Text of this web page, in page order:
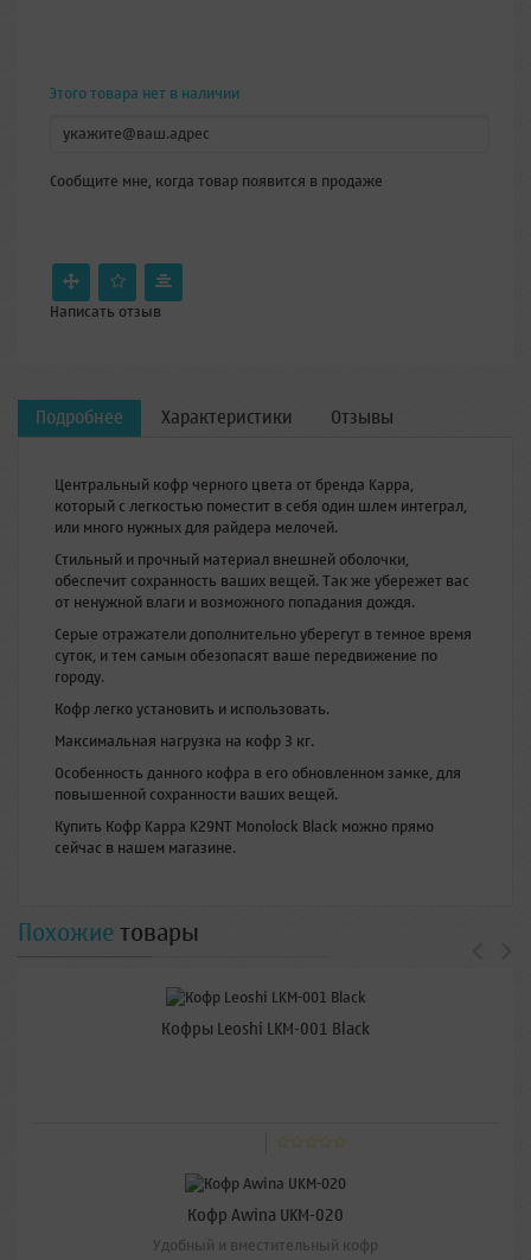
Этого товара нет в наличии
Сообщите мне, когда товар появится в продаже
Написать отзыв
Подробнее Характеристики Отзывы
Центральный кофр черного цвета от бренда Kappa,
который с легкостью поместит в себя один шлем интеграл,
или много нужных для райдера мелочей.
Стильный и прочный материал внешней оболочки,
обеспечит сохранность ваших вещей. Так же убережет вас
от ненужной влаги и возможного попадания дождя.
Серые отражатели дополнительно уберегут в темное время
суток, и тем самым обезопасят ваше передвижение по
городу.
Кофр легко установить и использовать.
Максимальная нагрузка на кофр 3 кг.
Особенность данного кофра в его обновленном замке, для
повышенной сохранности ваших вещей.
Купить Кофр Kappa K29NT Monolock Black можно прямо
сейчас в нашем магазине.
Похожиетовары
Кофры Leoshi LKM-001 Black
Кофр Awina UKM-020
Удобный и вместительный кофр